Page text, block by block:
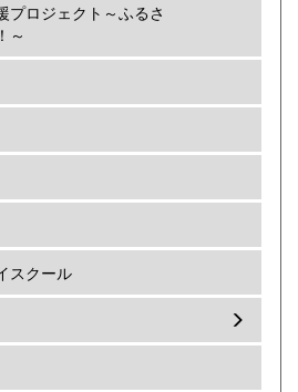
プロジェクト～ふるさ
～
スクール